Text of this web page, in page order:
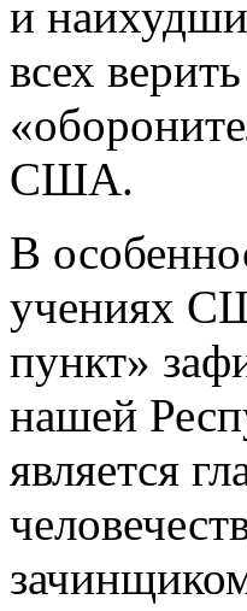
и
всех
США.
В
учениях
пункт»
нашей
является